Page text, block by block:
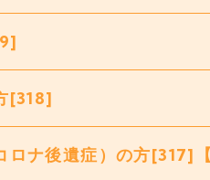
[318]
ロナ後遺症）の方[317]